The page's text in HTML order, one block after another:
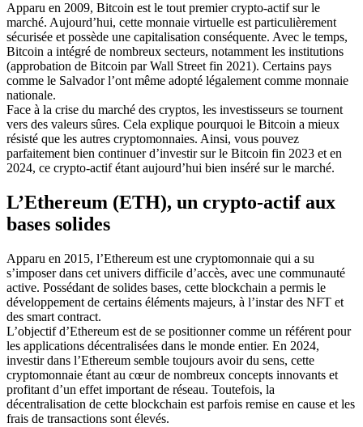
Apparu en 2009, Bitcoin est le tout premier crypto-actif sur le
marché. Aujourd’hui, cette monnaie virtuelle est particulièrement
sécurisée et possède une capitalisation conséquente. Avec le temps,
Bitcoin a intégré de nombreux secteurs, notamment les institutions
(approbation de Bitcoin par Wall Street fin 2021). Certains pays
comme le Salvador l’ont même adopté légalement comme monnaie
nationale.
Face à la crise du marché des cryptos, les investisseurs se tournent
vers des valeurs sûres. Cela explique pourquoi le Bitcoin a mieux
résisté que les autres cryptomonnaies. Ainsi, vous pouvez
parfaitement bien continuer d’investir sur le Bitcoin fin 2023 et en
2024, ce crypto-actif étant aujourd’hui bien inséré sur le marché.
L’Ethereum (ETH), un crypto-actif aux
bases solides
Apparu en 2015, l’Ethereum est une cryptomonnaie qui a su
s’imposer dans cet univers difficile d’accès, avec une communauté
active. Possédant de solides bases, cette blockchain a permis le
développement de certains éléments majeurs, à l’instar des NFT et
des smart contract.
L’objectif d’Ethereum est de se positionner comme un référent pour
les applications décentralisées dans le monde entier. En 2024,
investir dans l’Ethereum semble toujours avoir du sens, cette
cryptomonnaie étant au cœur de nombreux concepts innovants et
profitant d’un effet important de réseau. Toutefois, la
décentralisation de cette blockchain est parfois remise en cause et les
frais de transactions sont élevés.